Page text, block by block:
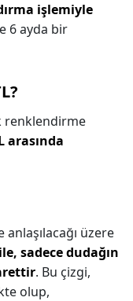
işlemiyle
6 ayda bir
renklendirme
arasında
üzere
sadece dudağın
. Bu çizgi,
olup,